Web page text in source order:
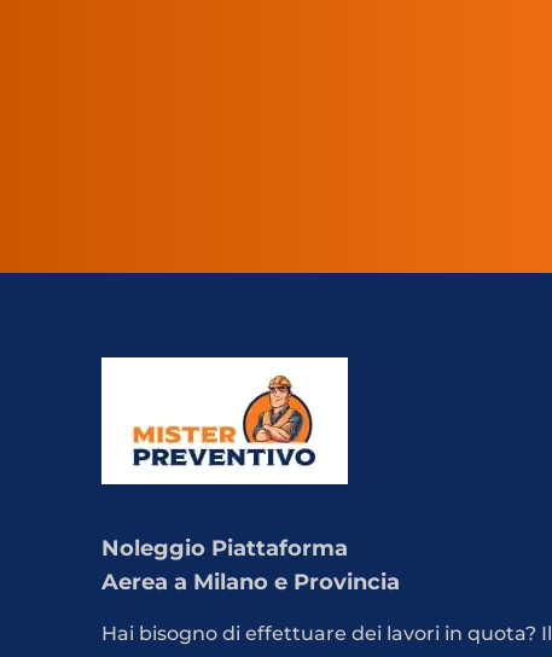
Noleggio Piattaforma
Aerea a Milano e Provincia
Hai bisogno di effettuare dei lavori in quota? Il